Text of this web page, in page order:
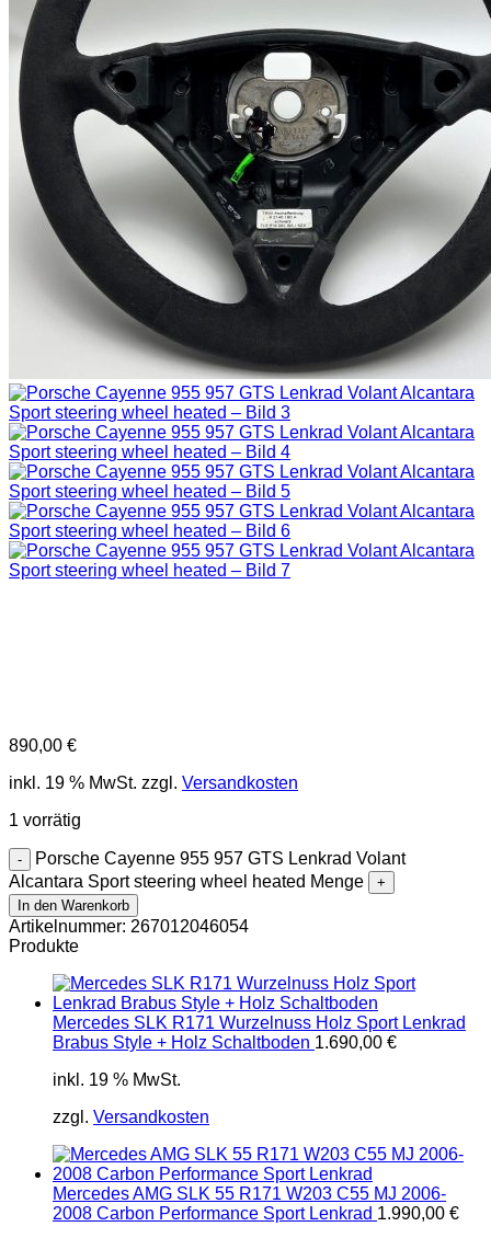
890,00 €
inkl. 19 % MwSt. zzgl. Versandkosten
1 vorrätig
Porsche Cayenne 955 957 GTS Lenkrad Volant
Alcantara Sport steering wheel heated Menge
In den Warenkorb
Artikelnummer: 267012046054
Produkte
Mercedes SLK R171 Wurzelnuss Holz Sport Lenkrad
Brabus Style + Holz Schaltboden 1.690,00 €
inkl. 19 % MwSt.
zzgl. Versandkosten
Mercedes AMG SLK 55 R171 W203 C55 MJ 2006-
2008 Carbon Performance Sport Lenkrad 1.990,00 €